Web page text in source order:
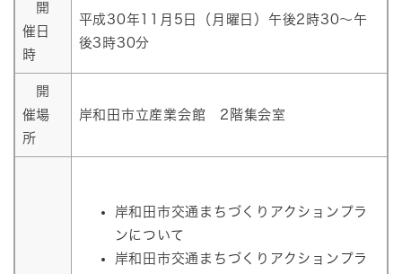
開
催日
時
平成30年11月5日（月曜日）午後2時30～午
後3時30分
開
催場
所
岸和田市立産業会館 2階集会室
岸和田市交通まちづくりアクションプラ
ンについて
岸和田市交通まちづくりアクションプラ